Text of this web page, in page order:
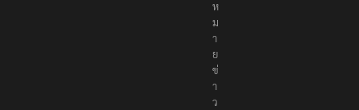
จ้
ง
ห
ม
า
ย
ข่